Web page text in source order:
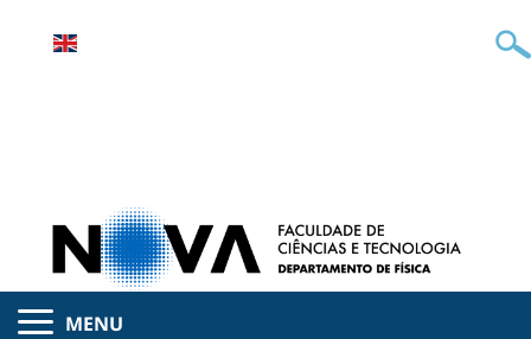
MENU